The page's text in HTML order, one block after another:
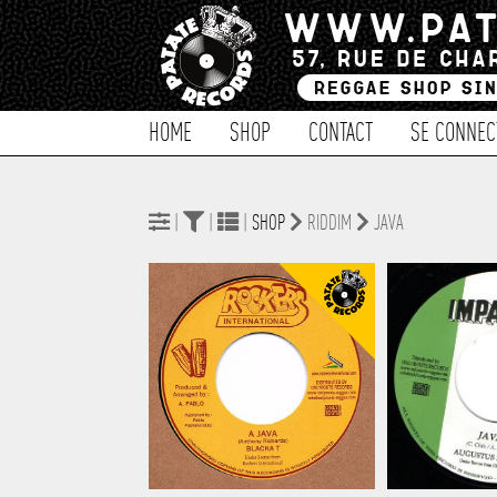
HOME SHOP CONTACT SE
| | SHOP RIDDIM JAVA